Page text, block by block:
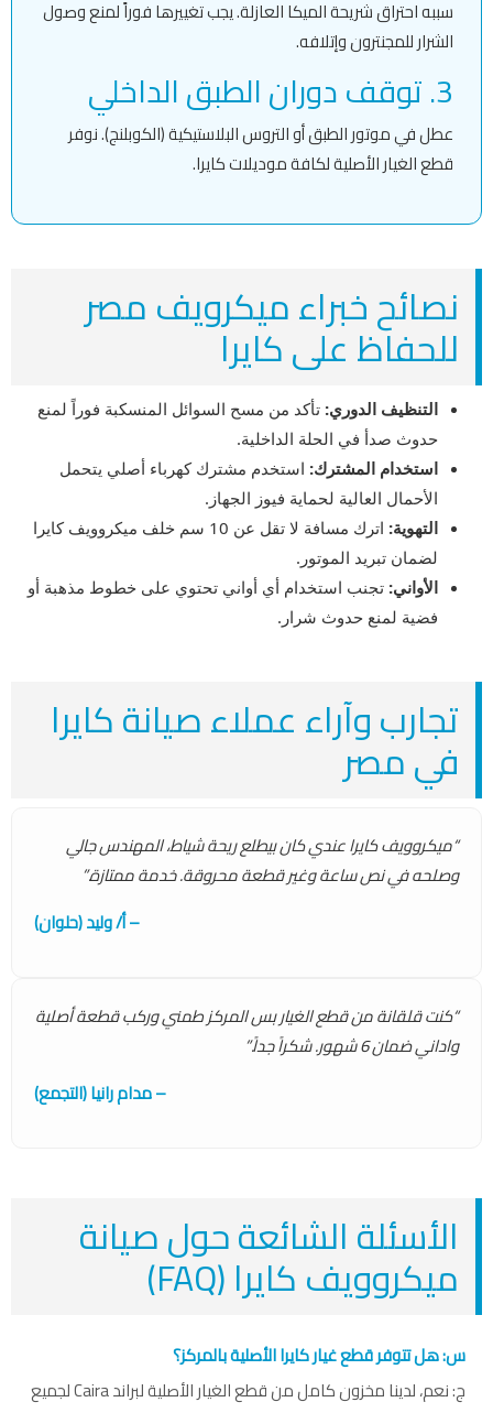
سببه احتراق شريحة الميكا العازلة. يجب تغييرها فوراً لمنع وصول
الشرار للمجنترون وإتلافه.
3. توقف دوران الطبق الداخلي
عطل في موتور الطبق أو التروس البلاستيكية (الكوبلنج). نوفر
قطع الغيار الأصلية لكافة موديلات كايرا.
نصائح خبراء ميكرويف مصر
للحفاظ على كايرا
التنظيف الدوري: تأكد من مسح السوائل المنسكبة فوراً لمنع
حدوث صدأ في الحلة الداخلية.
استخدام المشترك: استخدم مشترك كهرباء أصلي يتحمل
الأحمال العالية لحماية فيوز الجهاز.
التهوية:
اترك مسافة لا تقل عن 10 سم خلف ميكروويف كايرا
لضمان تبريد الموتور.
الأواني: تجنب استخدام أي أواني تحتوي على خطوط مذهبة أو
فضية لمنع حدوث شرار.
تجارب وآراء عملاء صيانة كايرا
في مصر
“ميكروويف كايرا عندي كان بيطلع ريحة شياط، المهندس جالي
وصلحه في نص ساعة وغير قطعة محروقة. خدمة ممتازة.”
– أ/ وليد (حلوان)
“كنت قلقانة من قطع الغيار بس المركز طمني وركب قطعة أصلية
واداني ضمان 6 شهور. شكراً جداً.”
– مدام رانيا (التجمع)
الأسئلة الشائعة حول صيانة
ميكروويف كايرا (FAQ)
س: هل تتوفر قطع غيار كايرا الأصلية بالمركز؟
ج: نعم، لدينا مخزون كامل من قطع الغيار الأصلية لبراند Caira لجميع